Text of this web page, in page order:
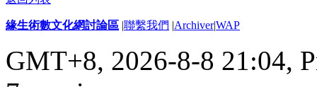
緣生術數文化網討論區 |聯繫我們 |Archiver|WAP
GMT+8, 2026-8-8 21:04,